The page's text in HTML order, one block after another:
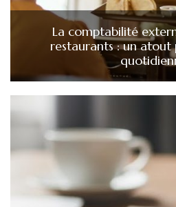
La comptabilité
restaurants : un atout